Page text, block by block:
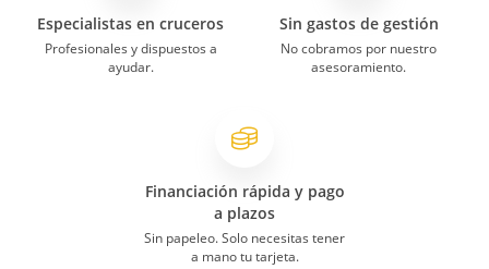
Especialistas en cruceros
Profesionales y dispuestos a
ayudar.
Sin gastos de gestión
No cobramos por nuestro
asesoramiento.
Financiación rápida y pago
a plazos
Sin papeleo. Solo necesitas tener
a mano tu tarjeta.